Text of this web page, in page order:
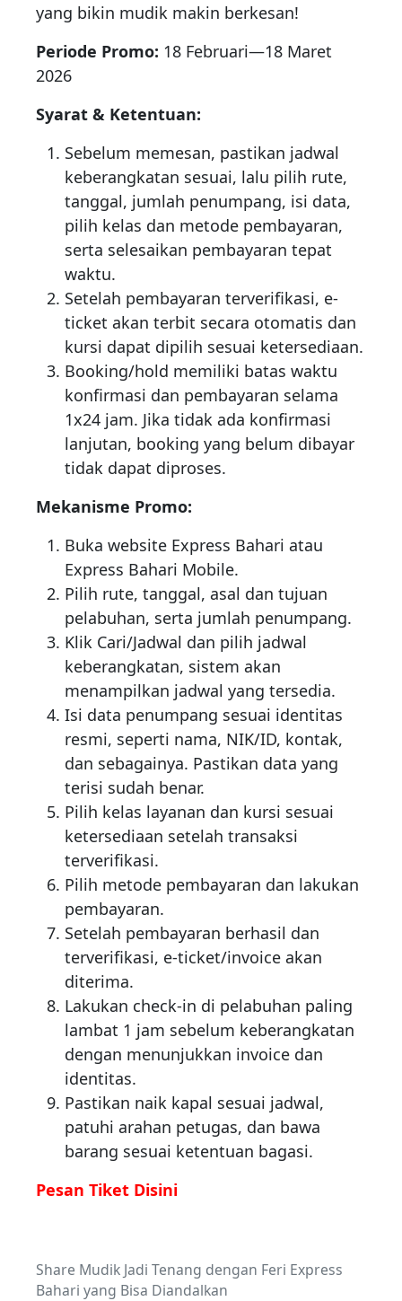
yang bikin mudik makin berkesan!
Periode Promo: 18 Februari—18 Maret
2026
Syarat & Ketentuan:
Sebelum memesan, pastikan jadwal
keberangkatan sesuai, lalu pilih rute,
tanggal, jumlah penumpang, isi data,
pilih kelas dan metode pembayaran,
serta selesaikan pembayaran tepat
waktu.
Setelah pembayaran terverifikasi, e-
ticket akan terbit secara otomatis dan
kursi dapat dipilih sesuai ketersediaan.
Booking/hold memiliki batas waktu
konfirmasi dan pembayaran selama
1x24 jam. Jika tidak ada konfirmasi
lanjutan, booking yang belum dibayar
tidak dapat diproses.
Mekanisme Promo:
Buka website Express Bahari atau
Express Bahari Mobile.
Pilih rute, tanggal, asal dan tujuan
pelabuhan, serta jumlah penumpang.
Klik Cari/Jadwal dan pilih jadwal
keberangkatan, sistem akan
menampilkan jadwal yang tersedia.
Isi data penumpang sesuai identitas
resmi, seperti nama, NIK/ID, kontak,
dan sebagainya. Pastikan data yang
terisi sudah benar.
Pilih kelas layanan dan kursi sesuai
ketersediaan setelah transaksi
terverifikasi.
Pilih metode pembayaran dan lakukan
pembayaran.
Setelah pembayaran berhasil dan
terverifikasi, e-ticket/invoice akan
diterima.
Lakukan check-in di pelabuhan paling
lambat 1 jam sebelum keberangkatan
dengan menunjukkan invoice dan
identitas.
Pastikan naik kapal sesuai jadwal,
patuhi arahan petugas, dan bawa
barang sesuai ketentuan bagasi.
Pesan Tiket Disini
Share Mudik Jadi Tenang dengan Feri Express
Bahari yang Bisa Diandalkan